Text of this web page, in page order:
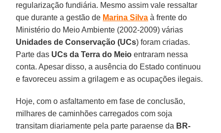
regularização fundiária. Mesmo assim vale ressaltar
que durante a gestão de Marina Silva à frente do
Ministério do Meio Ambiente (2002-2009) várias
Unidades de Conservação (UCs) foram criadas.
Parte das UCs da Terra do Meio entraram nessa
conta. Apesar disso, a ausência do Estado continuou
e favoreceu assim a grilagem e as ocupações ilegais.
Hoje, com o asfaltamento em fase de conclusão,
milhares de caminhões carregados com soja
transitam diariamente pela parte paraense da BR-